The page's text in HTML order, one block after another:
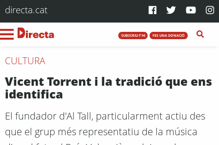
directa.cat
SUBSCRIU-T'HI FES UNA DONACIÓ
CULTURA
Vicent Torrent i la tradició que ens
identifica
El fundador d'Al Tall, particularment actiu des
que el grup més representatiu de la música